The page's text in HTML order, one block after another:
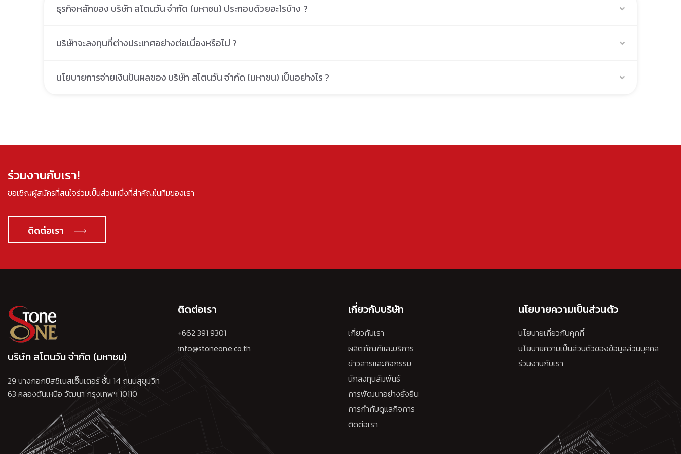
ธุรกิจหลักของ บริษัท สโตนวัน จำกัด (มหาชน) ประกอบด้วยอะไรบ้าง ?
บริษัทจะลงทุนที่ต่างประเทศอย่างต่อเนื่องหรือไม่ ?
นโยบายการจ่ายเงินปันผลของ บริษัท สโตนวัน จำกัด (มหาชน) เป็นอย่างไร ?
ร่วมงานกับเรา!
ขอเชิญผู้สมัครที่สนใจร่วมเป็นส่วนหนึ่งที่สำคัญในทีมของเรา
ติดต่อเรา
บริษัท สโตนวัน จำกัด (มหาชน)
29 บางกอกบิสซิเนสเซ็นเตอร์ ชั้น 14 ถนนสุขุมวิท
63 คลองตันเหนือ วัฒนา กรุงเทพฯ 10110
ติดต่อเรา
+662 391 9301
info@stoneone.co.th
เกี่ยวกับบริษัท
เกี่ยวกับเรา
ผลิตภัณฑ์และบริการ
ข่าวสารและกิจกรรม
นักลงทุนสัมพันธ์
การพัฒนาอย่างยั่งยืน
การกำกับดูแลกิจการ
ติดต่อเรา
นโยบายความเป็นส่วนตัว
นโยบายเกี่ยวกับคุกกี้
นโยบายความเป็นส่วนตัวของข้อมูลส่วนบุคคล
ร่วมงานกับเรา